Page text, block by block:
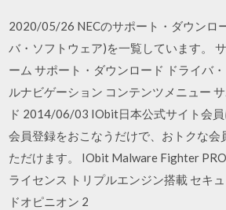
2020/05/26 NECのサポート・ダウンロ
バ・ソフトウェア)を一覧しています。
ーム サポート・ダウンロード ドライバ
ルナビゲーション コンテンツメニュー
ド 2014/06/03 IObit日本公式サイト会
会員登録をおこなうだけで、おトクな会
ただけます。 IObit Malware Fighter
ライセンス トリプルエンジン搭載 セキ
ドオピニオン 2